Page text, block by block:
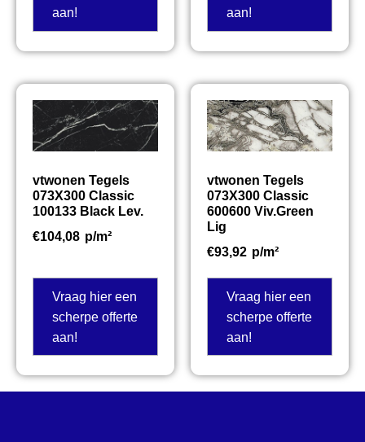
aan!
aan!
vtwonen Tegels
073X300 Classic
100133 Black Lev.
€104,08 p/m²
Vraag hier een
scherpe offerte
aan!
vtwonen Tegels
073X300 Classic
600600 Viv.Green
Lig
€93,92 p/m²
Vraag hier een
scherpe offerte
aan!